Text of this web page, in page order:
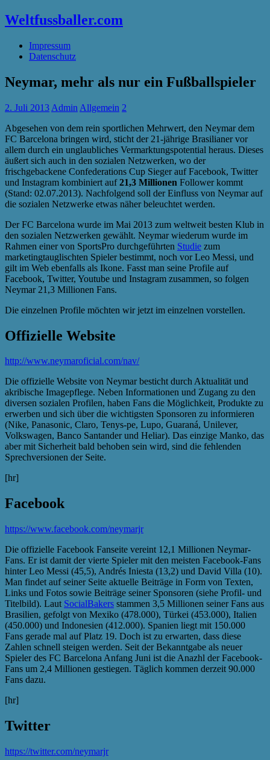
Weltfussballer.com
Impressum
Datenschutz
Neymar, mehr als nur ein Fußballspieler
2. Juli 2013 Admin Allgemein 2
Abgesehen von dem rein sportlichen Mehrwert, den Neymar dem
FC Barcelona bringen wird, sticht der 21-jährige Brasilianer vor
allem durch ein unglaubliches Vermarktungspotential heraus. Dieses
äußert sich auch in den sozialen Netzwerken, wo der
frischgebackene Confederations Cup Sieger auf Facebook, Twitter
und Instagram kombiniert auf21,3 Millionen Follower kommt
(Stand: 02.07.2013). Nachfolgend soll der Einfluss von Neymar auf
die sozialen Netzwerke etwas näher beleuchtet werden.
Der FC Barcelona wurde im Mai 2013 zum weltweit besten Klub in
den sozialen Netzwerken gewählt. Neymar wiederum wurde im
Rahmen einer von SportsPro durchgeführten Studie zum
marketingtauglischten Spieler bestimmt, noch vor Leo Messi, und
gilt im Web ebenfalls als Ikone. Fasst man seine Profile auf
Facebook, Twitter, Youtube und Instagram zusammen, so folgen
Neymar 21,3 Millionen Fans.
Die einzelnen Profile möchten wir jetzt im einzelnen vorstellen.
Offizielle Website
http://www.neymaroficial.com/nav/
Die offizielle Website von Neymar besticht durch Aktualität und
akribische Imagepflege. Neben Informationen und Zugang zu den
diversen sozialen Profilen, haben Fans die Möglichkeit, Produkte zu
erwerben und sich über die wichtigsten Sponsoren zu informieren
(Nike, Panasonic, Claro, Tenys-pe, Lupo, Guaraná, Unilever,
Volkswagen, Banco Santander und Heliar). Das einzige Manko, das
aber mit Sicherheit bald behoben sein wird, sind die fehlenden
Sprechversionen der Seite.
[hr]
Facebook
https://www.facebook.com/neymarjr
Die offizielle Facebook Fanseite vereint 12,1 Millionen Neymar-
Fans. Er ist damit der vierte Spieler mit den meisten Facebook-Fans
hinter Leo Messi (45,5), Andrés Iniesta (13,2) und David Villa (10).
Man findet auf seiner Seite aktuelle Beiträge in Form von Texten,
Links und Fotos sowie Beiträge seiner Sponsoren (siehe Profil- und
Titelbild). Laut SocialBakers stammen 3,5 Millionen seiner Fans aus
Brasilien, gefolgt von Mexiko (478.000), Türkei (453.000), Italien
(450.000) und Indonesien (412.000). Spanien liegt mit 150.000
Fans gerade mal auf Platz 19. Doch ist zu erwarten, dass diese
Zahlen schnell steigen werden. Seit der Bekanntgabe als neuer
Spieler des FC Barcelona Anfang Juni ist die Anazhl der Facebook-
Fans um 2,4 Millionen gestiegen. Täglich kommen derzeit 90.000
Fans dazu.
[hr]
Twitter
https://twitter.com/neymarjr